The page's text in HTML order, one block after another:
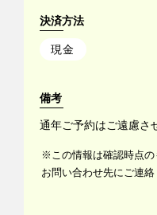
決済方法
現金
備考
通年ご予約はご遠慮さ
※この情報は確認時点の
お問い合わせ先にご連絡